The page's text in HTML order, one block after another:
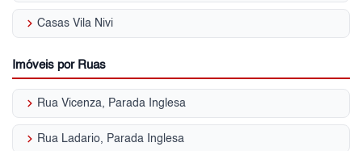
keyboard_arrow_right Casas Vila Nivi
Imóveis por Ruas
keyboard_arrow_right Rua Vicenza, Parada Inglesa
keyboard_arrow_right Rua Ladario, Parada Inglesa